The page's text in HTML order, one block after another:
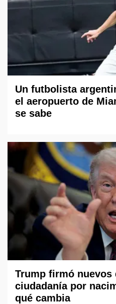
Un futbolista
el aeropuerto de
se sabe
Trump firmó
ciudadanía por
qué cambia